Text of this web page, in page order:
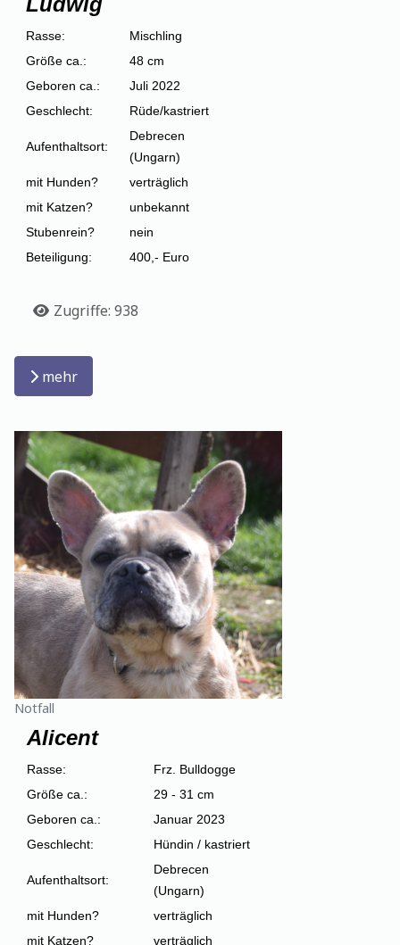
Rasse:
Mischling
Größe ca.:
48 cm
Geboren ca.:
Juli 2022
Geschlecht:
Rüde/kastriert
Aufenthaltsort:
Debrecen
(Ungarn)
mit Hunden?
verträglich
mit Katzen?
unbekannt
Stubenrein?
nein
Beteiligung:
400,- Euro
Details
Zugriffe: 938
mehr
Notfall
Alicent
Rasse:
Frz. Bulldogge
Größe ca.:
29 - 31 cm
Geboren ca.:
Januar 2023
Geschlecht:
Hündin / kastriert
Aufenthaltsort:
Debrecen
(Ungarn)
mit Hunden?
verträglich
mit Katzen?
verträglich